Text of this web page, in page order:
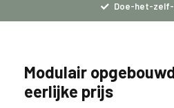
Doe-het-
Modulair
eerlijke prijs